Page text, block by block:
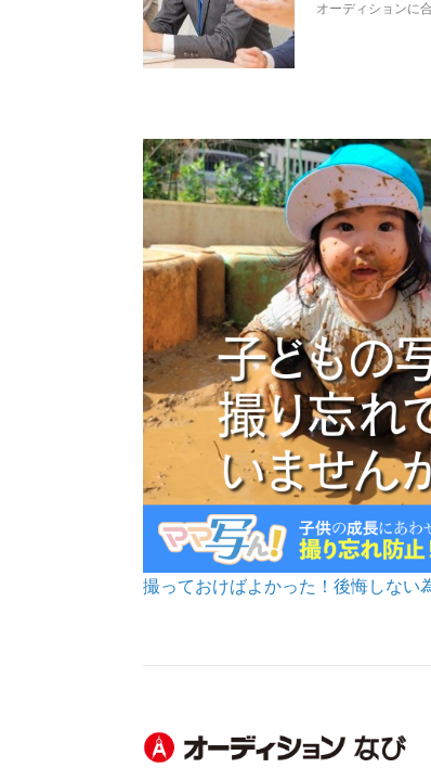
オーディションに
撮っておけばよかった！後悔しない